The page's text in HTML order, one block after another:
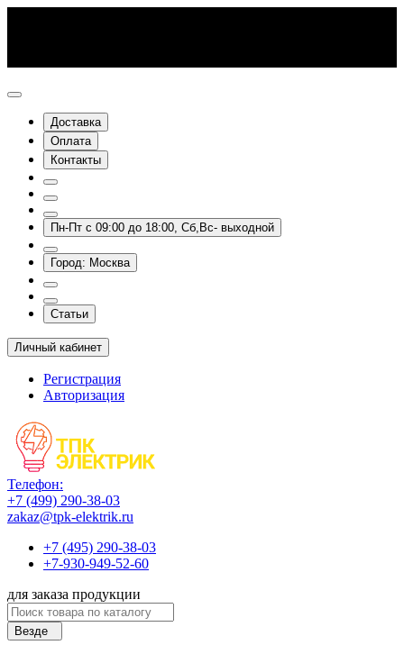
Доставка
Оплата
Контакты
Пн-Пт с 09:00 до 18:00, Сб,Вс- выходной
Город: Москва
Статьи
Личный кабинет
Регистрация
Авторизация
Телефон:
+7 (499) 290-38-03
zakaz@tpk-elektrik.ru
+7 (495) 290-38-03
+7-930-949-52-60
для заказа продукции
Везде